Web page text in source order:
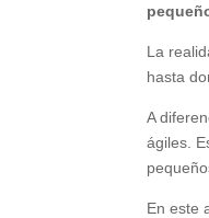
La
hasta
A
ágiles.
En este